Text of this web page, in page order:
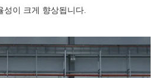
이 크게 향상됩니다.